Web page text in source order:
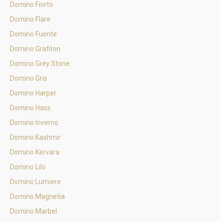
Domino Fiorto
Domino Flare
Domino Fuente
Domino Grafiton
Domino Grey Stone
Domino Gris
Domino Harper
Domino Hass
Domino Inverno
Domino Kashmir
Domino Kervara
Domino Lilo
Domino Lumiere
Domino Magnetia
Domino Marbel